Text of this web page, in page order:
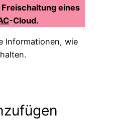
eines
-Cloud.
Informationen, wie